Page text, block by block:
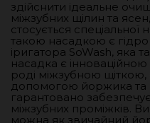
здійснити ідеальне
міжзубних щілин та
стосується
такою насадкою є гідро
іригатора SoWash, яка
насадка є
роді міжзубною
допомогою йоржика та
гарантовано
міжзубних проміжків.
можна як звичайний